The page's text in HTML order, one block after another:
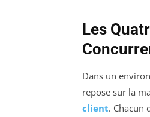
Les
Dans un
repose sur la
client. Chacun